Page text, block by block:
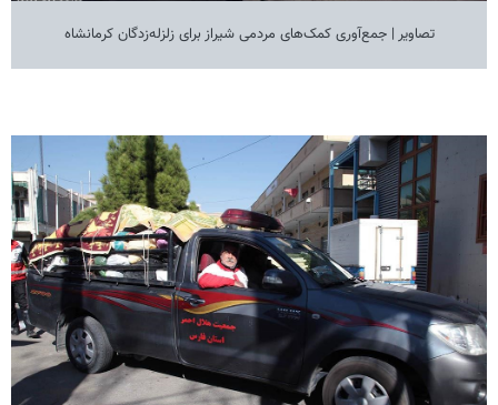
تصاویر | جمع‌آوری کمک‌های مردمی شیراز برای زلزله‌زدگان کرمانشاه